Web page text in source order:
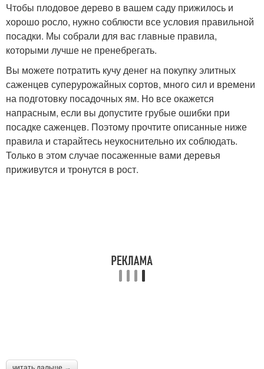
Чтобы плодовое дерево в вашем саду прижилось и
хорошо росло, нужно соблюсти все условия правильной
посадки. Мы собрали для вас главные правила,
которыми лучше не пренебрегать.
Вы можете потратить кучу денег на покупку элитных
саженцев суперурожайных сортов, много сил и времени
на подготовку посадочных ям. Но все окажется
напрасным, если вы допустите грубые ошибки при
посадке саженцев. Поэтому прочтите описанные ниже
правила и старайтесь неукоснительно их соблюдать.
Только в этом случае посаженные вами деревья
приживутся и тронутся в рост.